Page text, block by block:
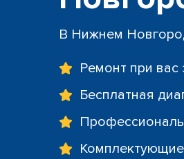
В Нижнем
Ремонт при вас
Бесплатная